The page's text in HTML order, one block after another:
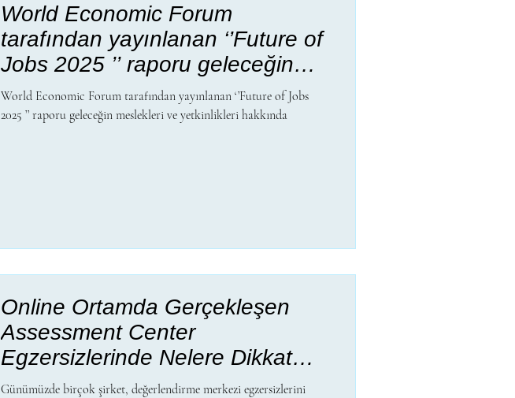
World Economic Forum
tarafından yayınlanan ‘’Future of
Jobs 2025 ’’ raporu geleceğin
meslekleri ve yetkinlikleri
hakkında bizlere neler söylüyor?
World Economic Forum tarafından yayınlanan ‘’Future of Jobs
2025 ’’ raporu geleceğin meslekleri ve yetkinlikleri hakkında
Online Ortamda Gerçekleşen
Assessment Center
Egzersizlerinde Nelere Dikkat
Etmeliyim?
Günümüzde birçok şirket, değerlendirme merkezi egzersizlerini